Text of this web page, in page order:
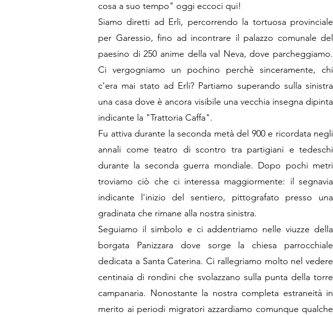
cosa a suo tempo" oggi eccoci qui!
Siamo diretti ad Erli, percorrendo la tortuosa provinciale
per Garessio, fino ad incontrare il palazzo comunale del
paesino di 250 anime della val Neva, dove parcheggiamo.
Ci vergogniamo un pochino perchè sinceramente, chi
c'era mai stato ad Erli? Partiamo superando sulla sinistra
una casa dove è ancora visibile una vecchia insegna dipinta
indicante la "Trattoria Caffa".
Fu attiva durante la seconda metà del 900 e ricordata negli
annali come teatro di scontro tra partigiani e tedeschi
durante la seconda guerra mondiale. Dopo pochi metri
troviamo ciò che ci interessa maggiormente: il segnavia
indicante l'inizio del sentiero, pittografato presso una
gradinata che rimane alla nostra sinistra.
Seguiamo il simbolo e ci addentriamo nelle viuzze della
borgata Panizzara dove sorge la chiesa parrocchiale
dedicata a Santa Caterina. Ci rallegriamo molto nel vedere
centinaia di rondini che svolazzano sulla punta della torre
campanaria. Nonostante la nostra completa estraneità in
merito ai periodi migratori azzardiamo comunque qualche